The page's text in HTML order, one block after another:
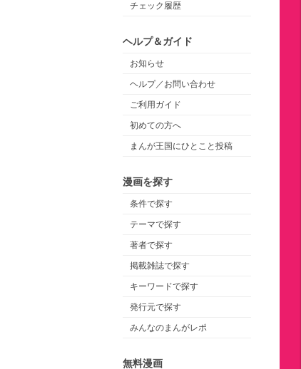
チェック履歴
ヘルプ＆ガイド
お知らせ
ヘルプ／お問い合わせ
ご利用ガイド
初めての方へ
まんが王国にひとこと投稿
漫画を探す
条件で探す
テーマで探す
著者で探す
掲載雑誌で探す
キーワードで探す
発行元で探す
みんなのまんがレポ
無料漫画